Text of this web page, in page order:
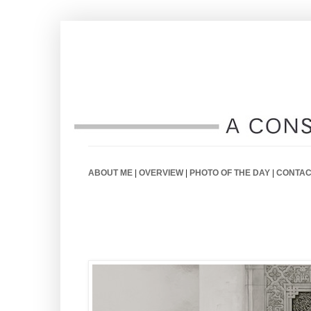
ABOUT ME OVERVIEW| PHOTO OF THE DAY